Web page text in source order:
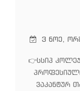
3 ნოე,
👉სსიპ
ვაკანტურ